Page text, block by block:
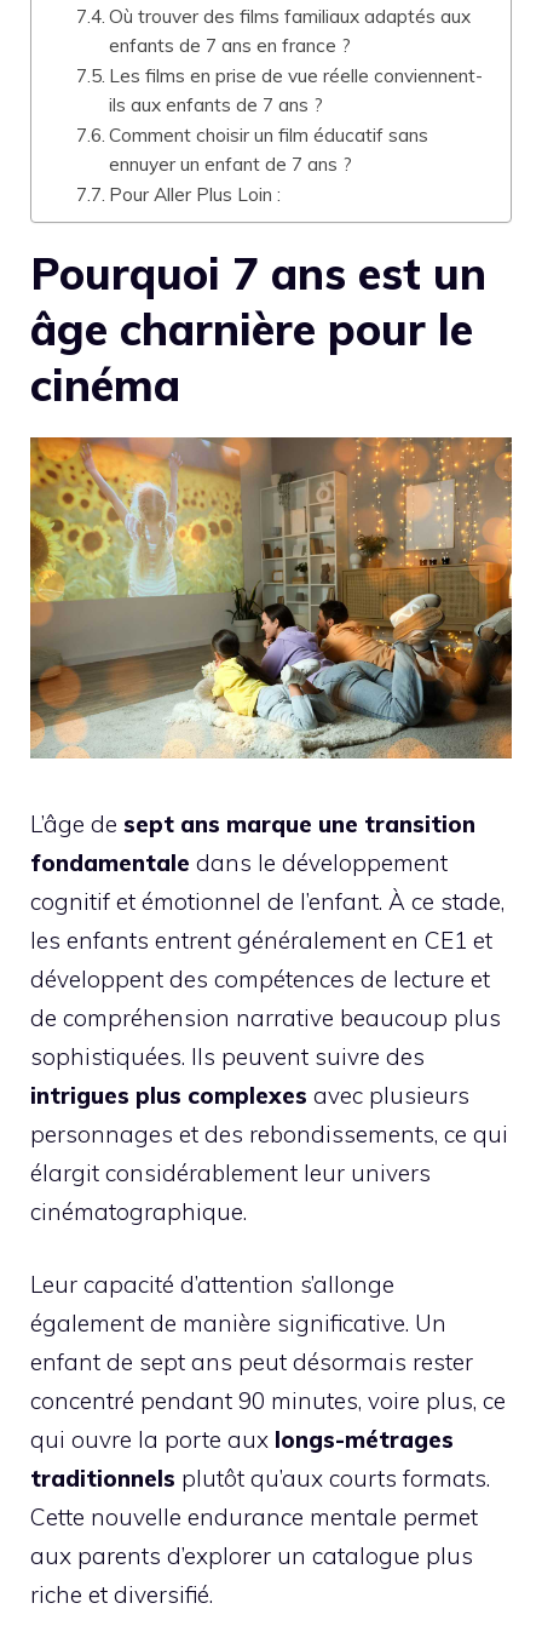
Où trouver des films familiaux adaptés aux
enfants de 7 ans en france ?
Les films en prise de vue réelle conviennent-
ils aux enfants de 7 ans ?
Comment choisir un film éducatif sans
ennuyer un enfant de 7 ans ?
Pour Aller Plus Loin :
Pourquoi 7 ans est un
âge charnière pour le
cinéma
L’âge de sept ans marque une transition
fondamentale dans le développement
cognitif et émotionnel de l’enfant. À ce stade,
les enfants entrent généralement en CE1 et
développent des compétences de lecture et
de compréhension narrative beaucoup plus
sophistiquées. Ils peuvent suivre des
intrigues plus complexes avec plusieurs
personnages et des rebondissements, ce qui
élargit considérablement leur univers
cinématographique.
Leur capacité d’attention s’allonge
également de manière significative. Un
enfant de sept ans peut désormais rester
concentré pendant 90 minutes, voire plus, ce
qui ouvre la porte aux longs-métrages
traditionnels plutôt qu’aux courts formats.
Cette nouvelle endurance mentale permet
aux parents d’explorer un catalogue plus
riche et diversifié.